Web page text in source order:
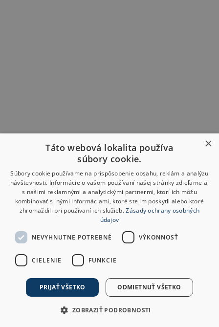
×
Táto webová lokalita používa
súbory cookie.
Súbory cookie používame na prispôsobenie obsahu, reklám a analýzu
návštevnosti. Informácie o vašom používaní našej stránky zdieľame aj
s našimi reklamnými a analytickými partnermi, ktorí ich môžu
kombinovať s inými informáciami, ktoré ste im poskytli alebo ktoré
zhromaždili pri používaní ich služieb.Zásady ochrany osobných
údajov
NEVYHNUTNE POTREBNÉ VÝKONNOSŤ
CIELENIE FUNKCIE
PRIJAŤ VŠETKO ODMIETNUŤ VŠETKO
ZOBRAZIŤ PODROBNOSTI